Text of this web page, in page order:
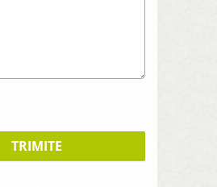
TRIMITE